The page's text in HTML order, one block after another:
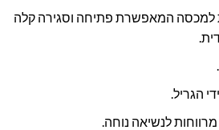
למכסה המאפשרת פתיחה וסגירה קלה
הגריל.
מרווחות לנשיאה נוחה.